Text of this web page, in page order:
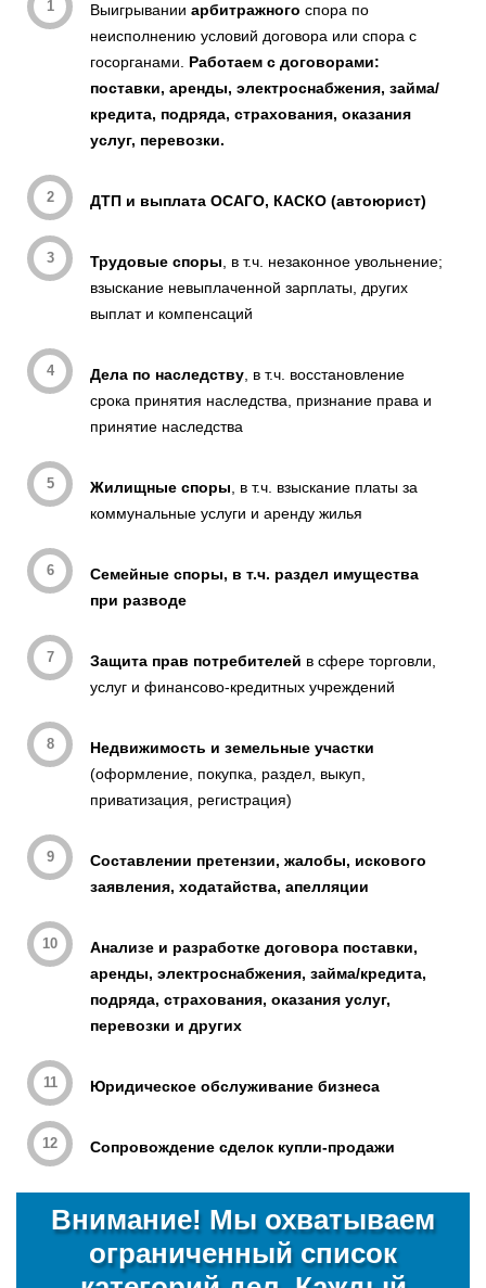
Выигрывании арбитражного спора по
неисполнению условий договора или спора с
госорганами. Работаем с договорами:
поставки, аренды, электроснабжения, займа/
кредита, подряда, страхования, оказания
услуг, перевозки.
ДТП и выплата ОСАГО, КАСКО (автоюрист)
Трудовые споры, в т.ч. незаконное увольнение;
взыскание невыплаченной зарплаты, других
выплат и компенсаций
Дела по наследству, в т.ч. восстановление
срока принятия наследства, признание права и
принятие наследства
Жилищные споры, в т.ч. взыскание платы за
коммунальные услуги и аренду жилья
Семейные споры, в т.ч. раздел имущества
при разводе
Защита прав потребителей в сфере торговли,
услуг и финансово-кредитных учреждений
Недвижимость и земельные участки
(оформление, покупка, раздел, выкуп,
приватизация, регистрация)
Составлении претензии, жалобы, искового
заявления, ходатайства, апелляции
Анализе и разработке договора поставки,
аренды, электроснабжения, займа/кредита,
подряда, страхования, оказания услуг,
перевозки и других
Юридическое обслуживание бизнеса
Сопровождение сделок купли-продажи
Внимание! Мы охватываем
ограниченный список